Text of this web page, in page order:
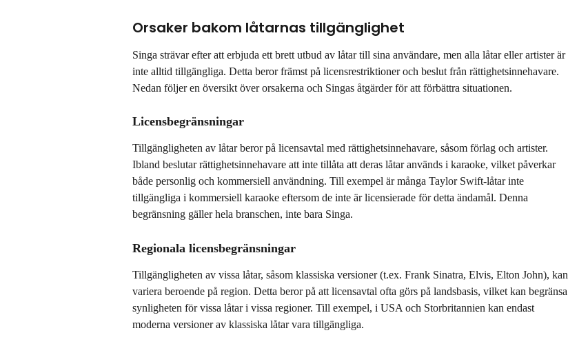
Orsaker bakom låtarnas tillgänglighet
Singa strävar efter att erbjuda ett brett utbud av låtar till sina användare, men alla låtar eller artister är
inte alltid tillgängliga. Detta beror främst på licensrestriktioner och beslut från rättighetsinnehavare.
Nedan följer en översikt över orsakerna och Singas åtgärder för att förbättra situationen.
Licensbegränsningar
Tillgängligheten av låtar beror på licensavtal med rättighetsinnehavare, såsom förlag och artister.
Ibland beslutar rättighetsinnehavare att inte tillåta att deras låtar används i karaoke, vilket påverkar
både personlig och kommersiell användning. Till exempel är många Taylor Swift-låtar inte
tillgängliga i kommersiell karaoke eftersom de inte är licensierade för detta ändamål. Denna
begränsning gäller hela branschen, inte bara Singa.
Regionala licensbegränsningar
Tillgängligheten av vissa låtar, såsom klassiska versioner (t.ex. Frank Sinatra, Elvis, Elton John), kan
variera beroende på region. Detta beror på att licensavtal ofta görs på landsbasis, vilket kan begränsa
synligheten för vissa låtar i vissa regioner. Till exempel, i USA och Storbritannien kan endast
moderna versioner av klassiska låtar vara tillgängliga.